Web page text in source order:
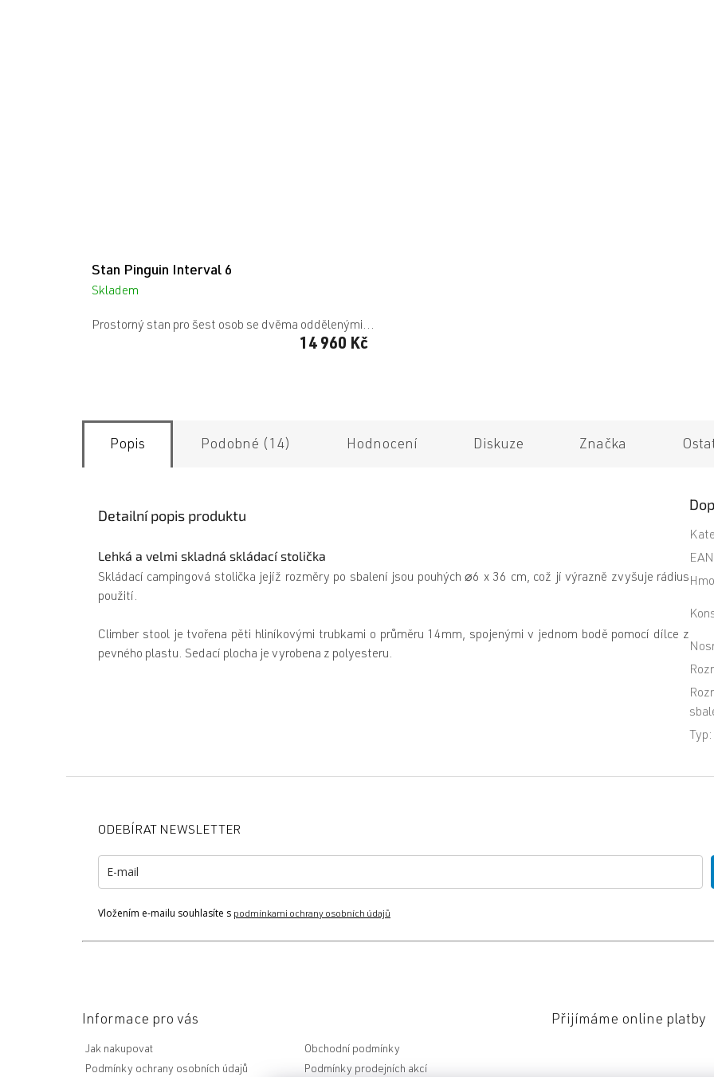
Stan Pinguin Interval 6
Skladem
14 960 Kč
Prostorný stan pro šest osob se dvěma oddělenými...
Popis Podobné (14) Hodnocení Diskuze Značka
Detailní popis produktu
Lehká a velmi skladná skládací stolička
Skládací campingová stolička jejíž rozměry po sbalení jsou pouhých ⌀6 x 36 cm, což jí výrazně zvyšuje rádius
použití.
Climber stool je tvořena pěti hliníkovými trubkami o průměru 14mm, spojenými v jednom bodě pomocí dílce z
pevného plastu. Sedací plocha je vyrobena z polyesteru.
EAN
Typ:
ODEBÍRAT NEWSLETTER
Vložením e-mailu souhlasíte s podmínkami ochrany osobních údajů
Informace pro vás
Jak nakupovat
Obchodní podmínky
Podmínky ochrany osobních údajů
Podmínky prodejních akcí
Přijímáme online platby